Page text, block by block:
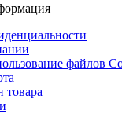
файлов
товара